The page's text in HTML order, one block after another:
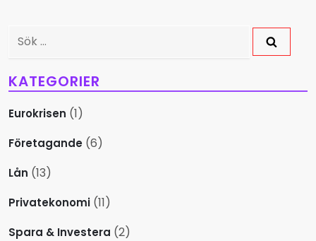
g
e
r
n
g
Sök
KATEGORIER
Eurokrisen (1)
Företagande (6)
Lån (13)
Privatekonomi (11)
Spara & Investera (2)